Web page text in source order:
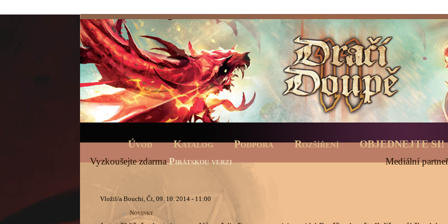
Úvod Katalog Podpora Rozšíření OBJEDNEJTE SI!
Vyzkoušejte zdarmaPirátskou verzi Mediální
Vložil/a Bouchi, Čt, 09. 10. 2014 - 11:00
Novinky